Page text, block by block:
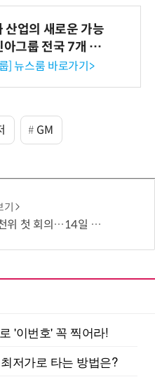
산업의 새로운 가능
그룹 전국 7개 도
페어 개최
] 뉴스룸 바로가기>
GM
…14일 최종 후보 2인 선출